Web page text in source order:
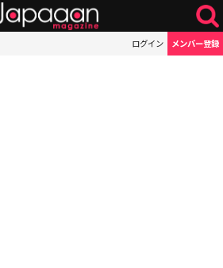
ログイン メンバー登録